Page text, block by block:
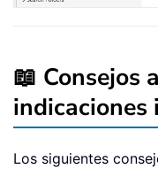
📖 Consejos
Los siguientes